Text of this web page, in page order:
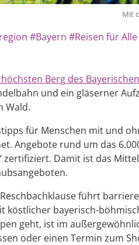
Mit
#Bayern #Reisen für Alle
Berg des
und ein gläserner
Wald.
für Menschen mit und
Angebote rund um das
zertifiziert. Damit ist das
führt
köstlicher bayerisch-
geht, ist im
oder einen Termin zum